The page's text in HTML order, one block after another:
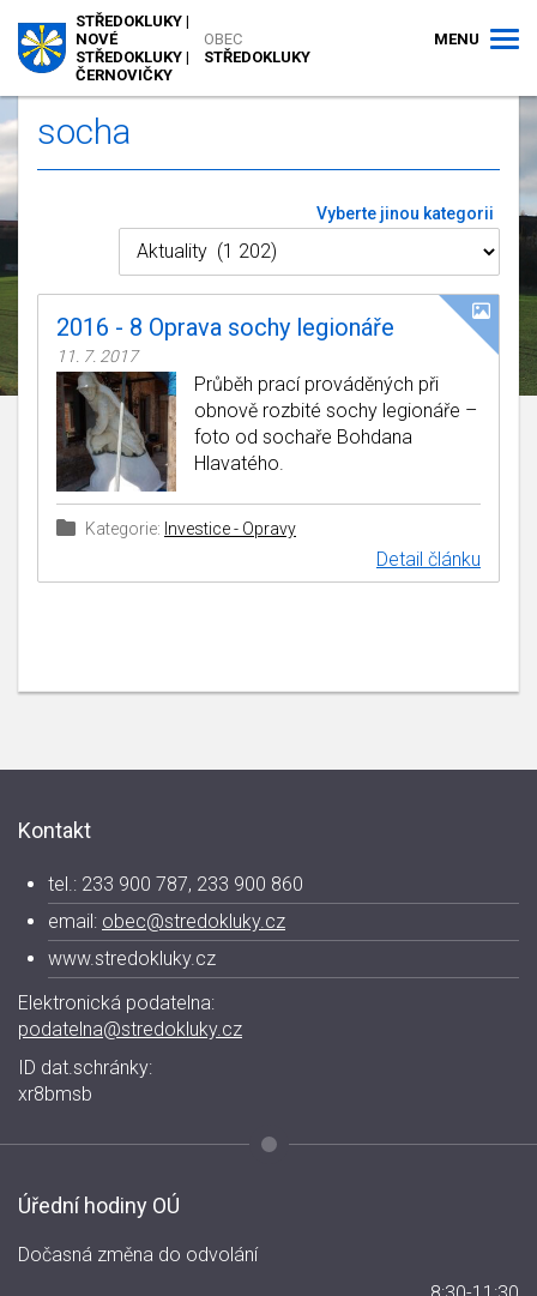
OBEC
STŘEDOKLUKY
STŘEDOKLUKY |
NOVÉ
STŘEDOKLUKY |
ČERNOVIČKY
MENU
socha
Vyberte jinou kategorii
2016 - 8 Oprava sochy legionáře
11. 7. 2017
Průběh prací prováděných při
obnově rozbité sochy legionáře –
foto od sochaře Bohdana
Hlavatého.
Kategorie: Investice - Opravy
Detail článku
Kontakt
tel.: 233 900 787, 233 900 860
email: obec@stredokluky.cz
www.stredokluky.cz
Elektronická podatelna:
podatelna@stredokluky.cz
ID dat.schránky:
xr8bmsb
Úřední hodiny OÚ
Dočasná změna do odvolání